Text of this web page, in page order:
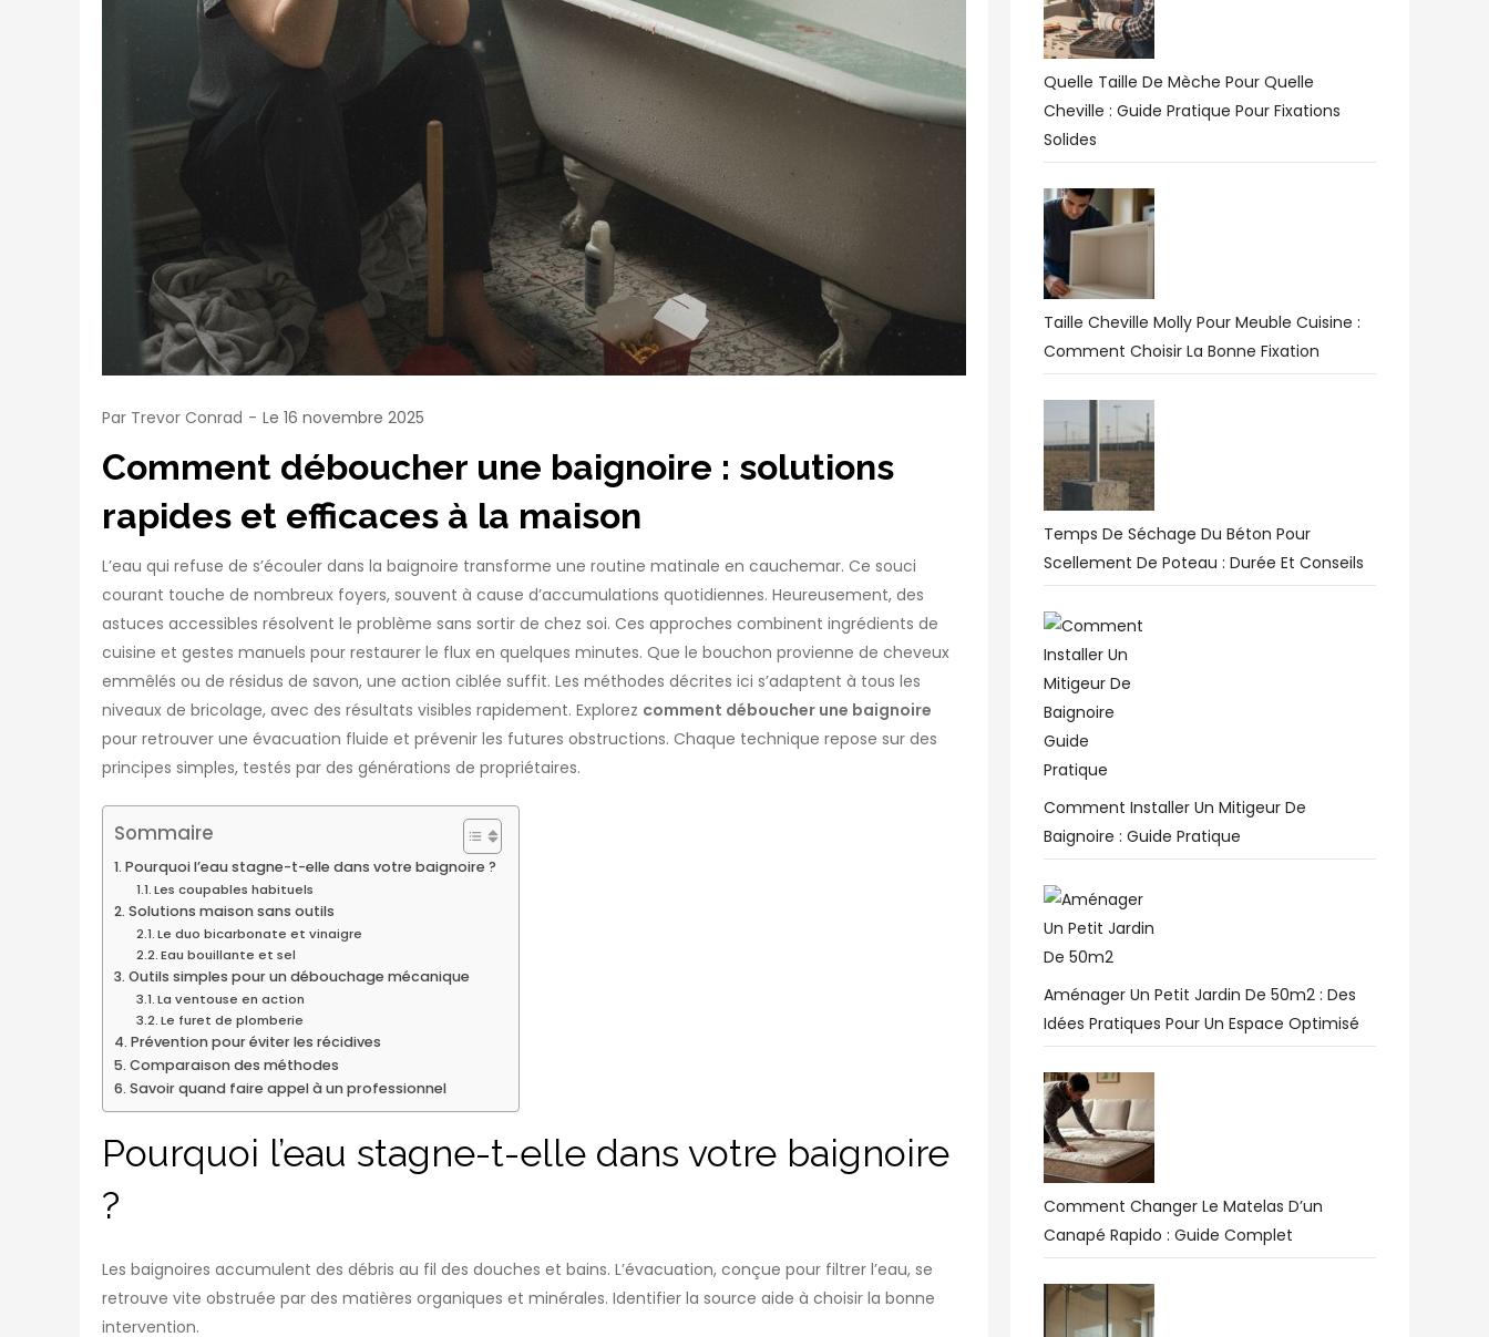
Par Trevor Conrad Le 16 novembre 2025
Comment déboucher une baignoire : solutions
rapides et efficaces à la maison
L’eau qui refuse de s’écouler dans la baignoire transforme une routine matinale en cauchemar. Ce souci
courant touche de nombreux foyers, souvent à cause d’accumulations quotidiennes. Heureusement, des
astuces accessibles résolvent le problème sans sortir de chez soi. Ces approches combinent ingrédients de
cuisine et gestes manuels pour restaurer le flux en quelques minutes. Que le bouchon provienne de cheveux
emmêlés ou de résidus de savon, une action ciblée suffit. Les méthodes décrites ici s’adaptent à tous les
niveaux de bricolage, avec des résultats visibles rapidement. Explorez comment déboucher une baignoire
pour retrouver une évacuation fluide et prévenir les futures obstructions. Chaque technique repose sur des
principes simples, testés par des générations de propriétaires.
Sommaire
Pourquoi l’eau stagne-t-elle dans votre baignoire ?
Les coupables habituels
Solutions maison sans outils
Le duo bicarbonate et vinaigre
Eau bouillante et sel
Outils simples pour un débouchage mécanique
La ventouse en action
Le furet de plomberie
Prévention pour éviter les récidives
Comparaison des méthodes
Savoir quand faire appel à un professionnel
Pourquoi l’eau stagne-t-elle dans votre baignoire
?
Les baignoires accumulent des débris au fil des douches et bains. L’évacuation, conçue pour filtrer l’eau, se
retrouve vite obstruée par des matières organiques et minérales. Identifier la source aide à choisir la bonne
intervention.
Quelle Taille De Mèche Pour Quelle
Cheville : Guide Pratique Pour Fixations
Solides
Taille Cheville Molly Pour Meuble Cuisine :
Comment Choisir La Bonne Fixation
Temps De Séchage Du Béton Pour
Scellement De Poteau : Durée Et Conseils
Comment Installer Un Mitigeur De
Baignoire : Guide Pratique
Aménager Un Petit Jardin De 50m2 : Des
Idées Pratiques Pour Un Espace Optimisé
Comment Changer Le Matelas D’un
Canapé Rapido : Guide Complet